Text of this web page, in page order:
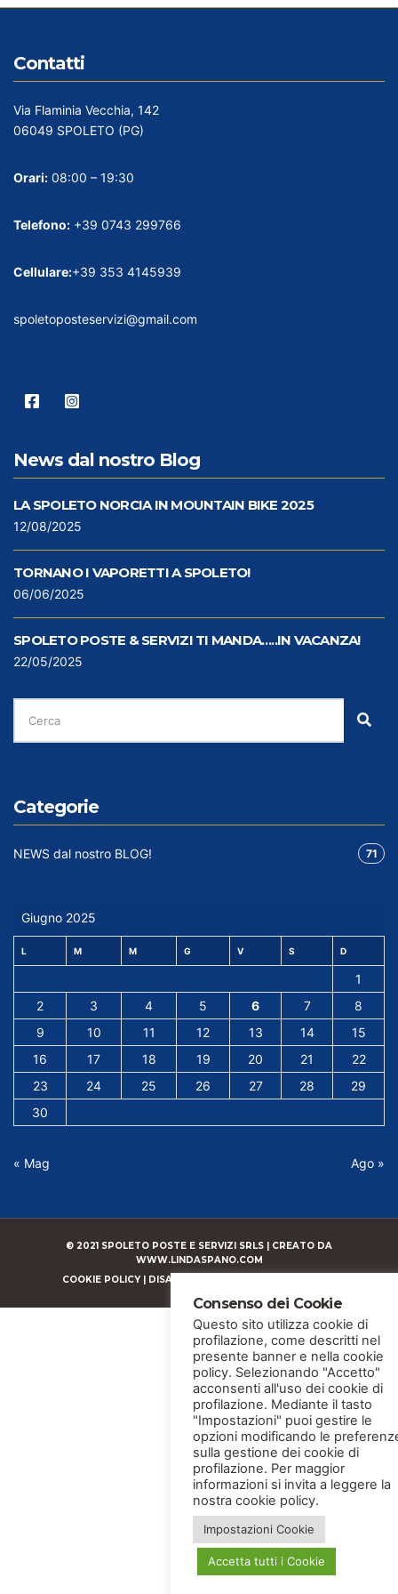
Contatti
Via Flaminia Vecchia, 142
06049 SPOLETO (PG)
Orari: 08:00 – 19:30
Telefono: +39 0743 299766
Cellulare:+39 353 4145939
spoletoposteservizi@gmail.com
News dal nostro Blog
LA SPOLETO NORCIA IN MOUNTAIN BIKE 2025
12/08/2025
TORNANO I VAPORETTI A SPOLETO!
06/06/2025
SPOLETO POSTE & SERVIZI TI MANDA…..IN VACANZA!
22/05/2025
CERCA
PER:
Categorie
NEWS dal nostro BLOG! 71
Giugno 2025
L M M G V S D
1
2
3 4 5 6 7
8
9
10 11 12 13 14
15
16
17 18 19 20 21
22
23
24 25 26 27 28
29
30
« Mag Ago »
© 2021 SPOLETO POSTE E SERVIZI SRLS | CREATO DA
WWW.LINDASPANO.COM
COOKIE POLICY| DISABILITA COOKIE
Consenso dei Cookie
Questo sito utilizza cookie di
profilazione, come descritti nel
presente banner e nella cookie
policy. Selezionando "Accetto"
acconsenti all'uso dei cookie di
profilazione. Mediante il tasto
"Impostazioni" puoi gestire le
opzioni modificando le
sulla gestione dei cookie di
profilazione. Per maggior
informazioni si invita a leggere la
nostra cookie policy.
Impostazioni Cookie
Accetta tutti i Cookie